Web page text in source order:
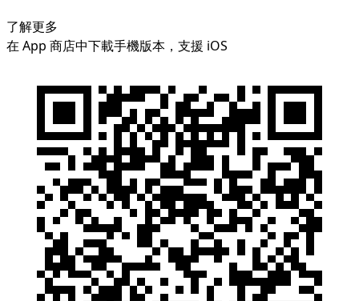
了解更多
在 App 商店中下載手機版本，支援 iOS